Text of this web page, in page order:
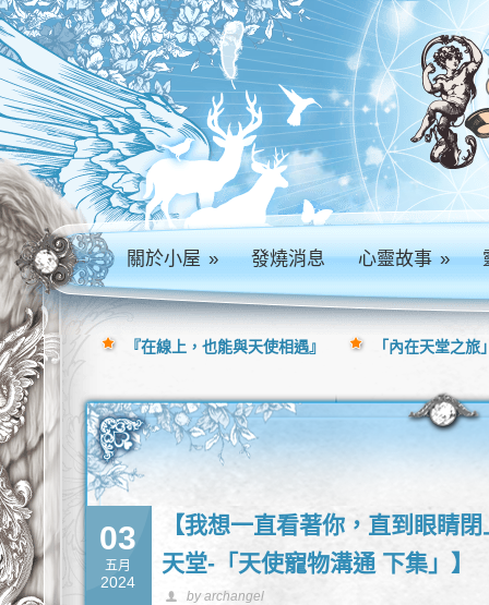
關於小屋» 發燒消息 心靈故事»
03
五月
2024
【我想一直看著你，直到眼睛
天堂-「天使寵物溝通 下集」】
by archangel
『在線上，也能與天使相遇』 「內在天堂之